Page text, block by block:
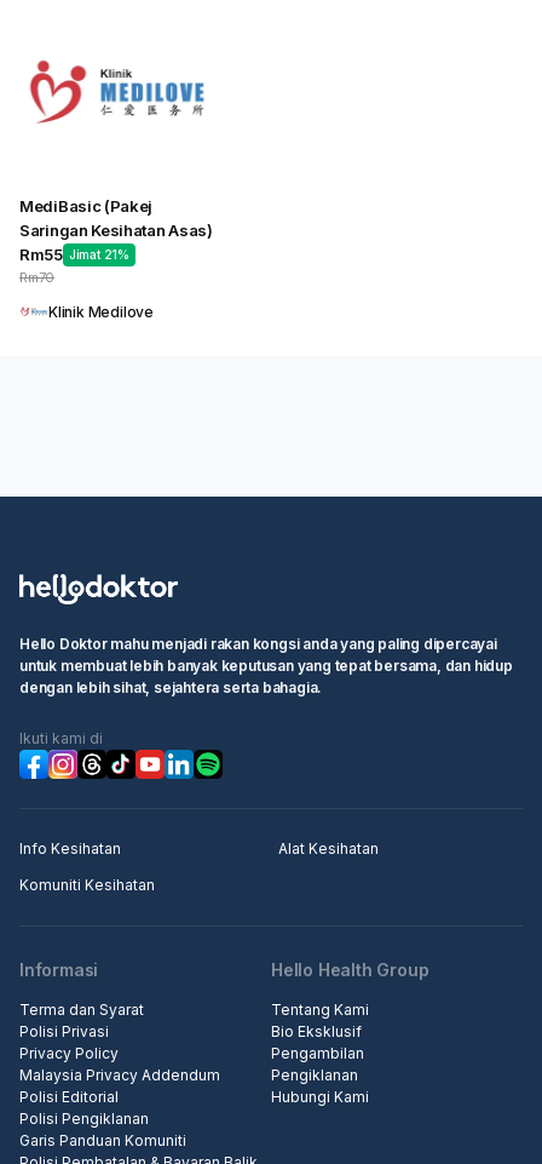
MediBasic (Pakej
Saringan Kesihatan Asas)
Rm55 Jimat 21%
Rm70
Klinik Medilove
Hello Doktor mahu menjadi rakan kongsi anda yang paling dipercayai
untuk membuat lebih banyak keputusan yang tepat bersama, dan hidup
dengan lebih sihat, sejahtera serta bahagia.
Ikuti kami di
Info Kesihatan
Alat Kesihatan
Komuniti Kesihatan
Informasi
Terma dan Syarat
Polisi Privasi
Privacy Policy
Malaysia Privacy Addendum
Polisi Editorial
Polisi Pengiklanan
Garis Panduan Komuniti
Hello Health Group
Tentang Kami
Bio Eksklusif
Pengambilan
Pengiklanan
Hubungi Kami